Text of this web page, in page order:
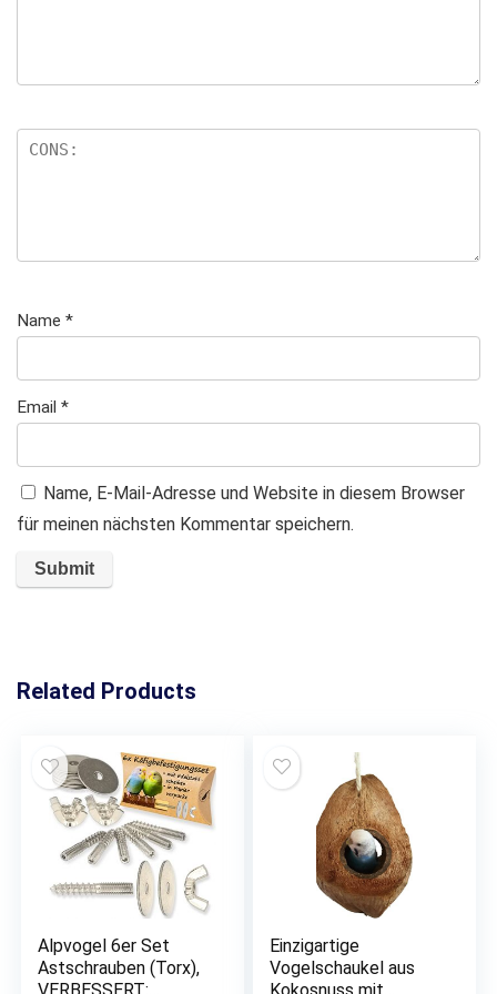
Name *
Email *
Name, E-Mail-Adresse und Website in diesem Browser
für meinen nächsten Kommentar speichern.
Related Products
Alpvogel 6er Set
Astschrauben (Torx),
VERBESSERT:
Einzigartige
Vogelschaukel aus
Kokosnuss mit